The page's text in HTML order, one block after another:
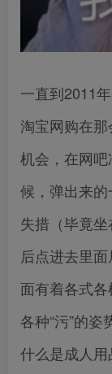
一直到2011
淘宝网购在
机会，在网
候，弹出来
失措（毕竟
后点进去里
面有着各式
各种“污”的
什么是成人